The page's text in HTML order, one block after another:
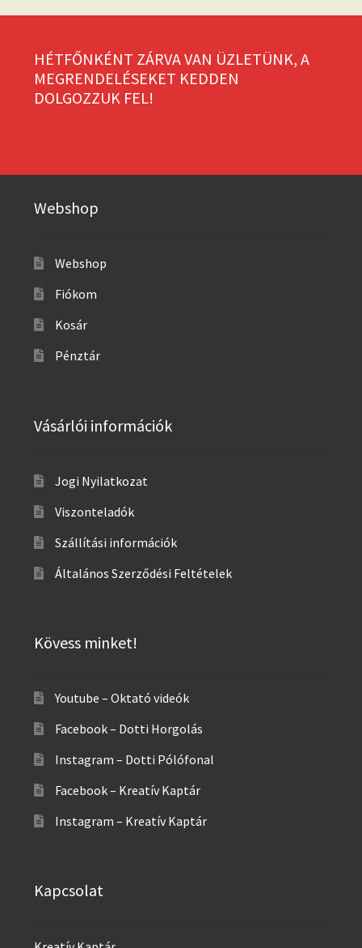
HÉTFŐNKÉNT ZÁRVA VAN ÜZLETÜNK, A
MEGRENDELÉSEKET KEDDEN
DOLGOZZUK FEL!
Webshop
Webshop
Fiókom
Kosár
Pénztár
Vásárlói információk
Jogi Nyilatkozat
Viszonteladók
Szállítási információk
Általános Szerződési Feltételek
Kövess minket!
Youtube – Oktató videók
Facebook – Dotti Horgolás
Instagram – Dotti Pólófonal
Facebook – Kreatív Kaptár
Instagram – Kreatív Kaptár
Kapcsolat